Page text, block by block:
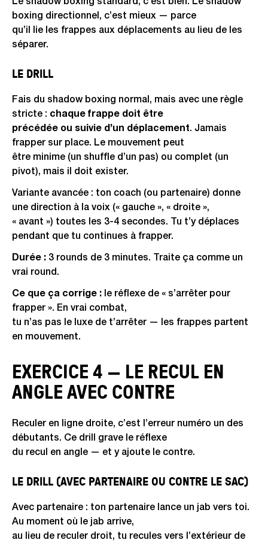
Le shadow boxing standard, c’est bien. Le shadow
boxing directionnel, c’est mieux — parce
qu’il lie les frappes aux déplacements au lieu de les
séparer.
LE DRILL
Fais du shadow boxing normal, mais avec une règle
stricte : chaque frappe doit être
précédée ou suivie d’un déplacement. Jamais
frapper sur place. Le mouvement peut
être minime (un shuffle d’un pas) ou complet (un
pivot), mais il doit exister.
Variante avancée : ton coach (ou partenaire) donne
une direction à la voix (« gauche », « droite »,
« avant ») toutes les 3-4 secondes. Tu t’y déplaces
pendant que tu continues à frapper.
Durée : 3 rounds de 3 minutes. Traite ça comme un
vrai round.
Ce que ça corrige : le réflexe de « s’arrêter pour
frapper ». En vrai combat,
tu n’as pas le luxe de t’arrêter — les frappes partent
en mouvement.
EXERCICE 4 — LE RECUL EN
ANGLE AVEC CONTRE
Reculer en ligne droite, c’est l’erreur numéro un des
débutants. Ce drill grave le réflexe
du recul en angle — et y ajoute le contre.
LE DRILL (AVEC PARTENAIRE OU CONTRE LE SAC)
Avec partenaire : ton partenaire lance un jab vers toi.
Au moment où le jab arrive,
au lieu de reculer droit, tu recules vers l’extérieur de